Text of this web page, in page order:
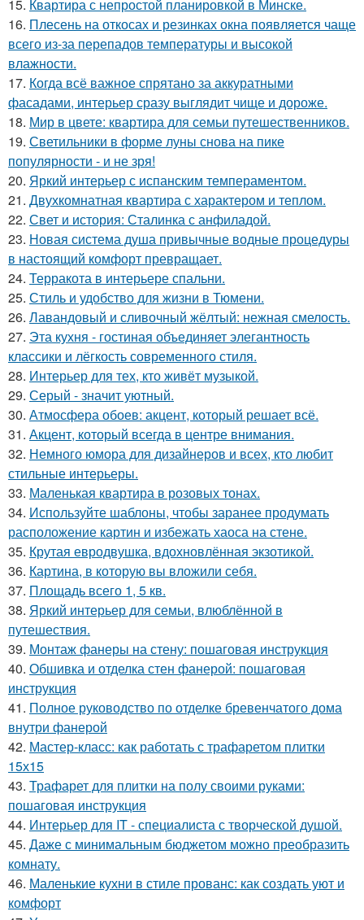
15. Квартира с непростой планировкой в Минске.
16. Плесень на откосах и резинках окна появляется чаще
всего из-за перепадов температуры и высокой
влажности.
17. Когда всё важное спрятано за аккуратными
фасадами, интерьер сразу выглядит чище и дороже.
18. Мир в цвете: квартира для семьи путешественников.
19. Светильники в форме луны снова на пике
популярности - и не зря!
20. Яркий интерьер с испанским темпераментом.
21. Двухкомнатная квартира с характером и теплом.
22. Свет и история: Сталинка с анфиладой.
23. Новая система душа привычные водные процедуры
в настоящий комфорт превращает.
24. Терракота в интерьере спальни.
25. Стиль и удобство для жизни в Тюмени.
26. Лавандовый и сливочный жёлтый: нежная смелость.
27. Эта кухня - гостиная объединяет элегантность
классики и лёгкость современного стиля.
28. Интерьер для тех, кто живёт музыкой.
29. Серый - значит уютный.
30. Атмосфера обоев: акцент, который решает всё.
31. Акцент, который всегда в центре внимания.
32. Немного юмора для дизайнеров и всех, кто любит
стильные интерьеры.
33. Маленькая квартира в розовых тонах.
34. Используйте шаблоны, чтобы заранее продумать
расположение картин и избежать хаоса на стене.
35. Крутая евродвушка, вдохновлённая экзотикой.
36. Картина, в которую вы вложили себя.
37. Площадь всего 1, 5 кв.
38. Яркий интерьер для семьи, влюблённой в
путешествия.
39. Монтаж фанеры на стену: пошаговая инструкция
40. Обшивка и отделка стен фанерой: пошаговая
инструкция
41. Полное руководство по отделке бревенчатого дома
внутри фанерой
42. Мастер-класс: как работать с трафаретом плитки
15х15
43. Трафарет для плитки на полу своими руками:
пошаговая инструкция
44. Интерьер для IT - специалиста с творческой душой.
45. Даже с минимальным бюджетом можно преобразить
комнату.
46. Маленькие кухни в стиле прованс: как создать уют и
комфорт